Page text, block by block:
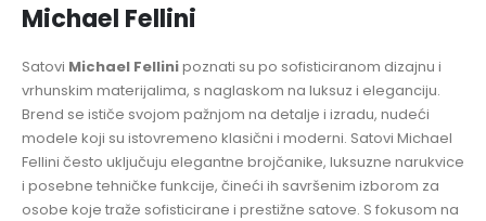
Michael Fellini
Satovi Michael Fellinipoznati su po sofisticiranom dizajnu i
vrhunskim materijalima, s naglaskom na luksuz i eleganciju.
Brend se ističe svojom pažnjom na detalje i izradu, nudeći
modele koji su istovremeno klasični i moderni. Satovi Michael
Fellini često uključuju elegantne brojčanike, luksuzne narukvice
i posebne tehničke funkcije, čineći ih savršenim izborom za
osobe koje traže sofisticirane i prestižne satove. S fokusom na